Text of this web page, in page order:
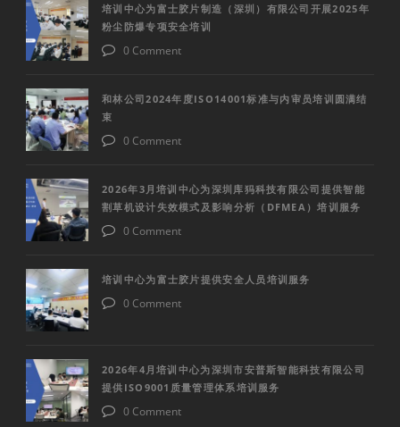
培训中心为富士胶片制造（深圳）有限公司开展2025年
粉尘防爆专项安全培训
0 Comment
和林公司2024年度ISO14001标准与内审员培训圆满结
束
0 Comment
2026年3月培训中心为深圳库犸科技有限公司提供智能
割草机设计失效模式及影响分析（DFMEA）培训服务
0 Comment
培训中心为富士胶片提供安全人员培训服务
0 Comment
2026年4月培训中心为深圳市安普斯智能科技有限公司
提供ISO9001质量管理体系培训服务
0 Comment